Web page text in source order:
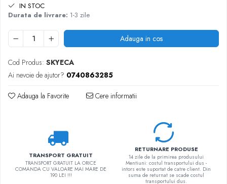
IN STOC
Durata de livrare: 1-3 zile
Adauga in cos
Cod Produs: SKYECA
Ai nevoie de ajutor? 0740863285
Adauga la Favorite Cere informatii
TRANSPORT GRATUIT
TRANSPORT GRATUIT LA ORICE
COMANDA CU VALOARE MAI MARE DE
190 LEI !!!
RETURNARE PRODUSE
14 zile de la primirea produsului
Mentiuni: costul transportului dus -
intors este suportat de catre client. Din
suma de returnat se scade costul
transportului dus.